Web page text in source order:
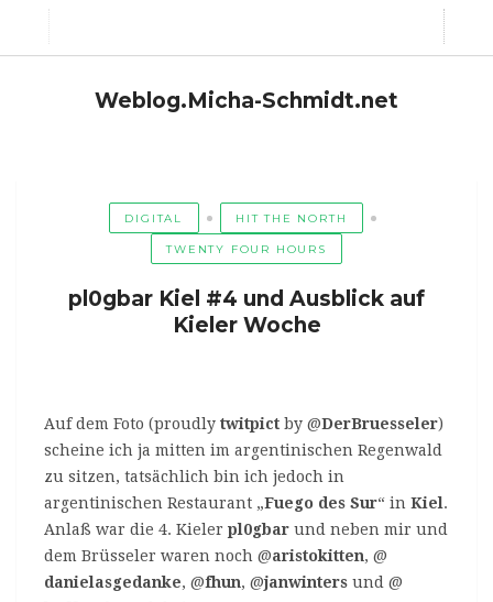
Weblog.Micha-Schmidt.net
DIGITAL HIT THE NORTH
TWENTY FOUR HOURS
pl0gbar Kiel #4 und Ausblick auf
Kieler Woche
Auf dem Foto (proudly twitpict by @DerBruesseler)
scheine ich ja mitten im argentinischen Regenwald
zu sitzen, tatsächlich bin ich jedoch in
argentinischen Restaurant „Fuego des Sur“ in Kiel .
Anlaß war die 4. Kieler pl0gbar und neben mir und
dem Brüsseler waren noch @aristokitten, @
danielasgedanke, @fhun, @janwinters und @